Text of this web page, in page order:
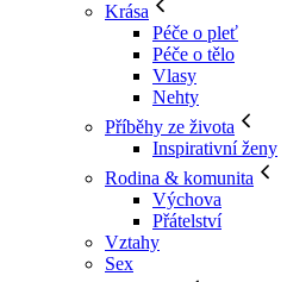
Krása
Péče o pleť
Péče o tělo
Vlasy
Nehty
Příběhy ze života
Inspirativní ženy
Rodina & komunita
Výchova
Přátelství
Vztahy
Sex